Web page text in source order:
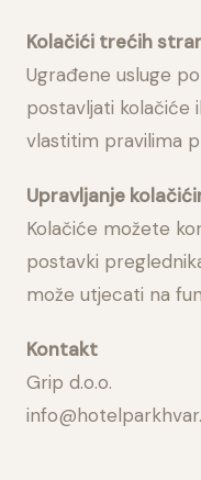
Kolačići trećih
Ugrađene usluge
postavljati kolačiće
vlastitim pravilima
Upravljanje
Kolačiće možete
postavki
može utjecati na
Kontakt
Grip d.o.o.